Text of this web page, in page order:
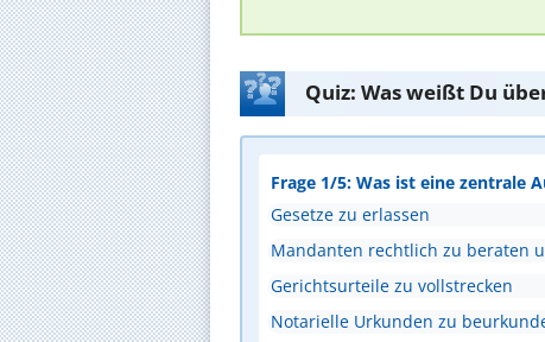
Quiz: Was weißt Du
Frage 1/5: Was ist eine zentrale
Gesetze zu erlassen
Mandanten rechtlich zu beraten
Gerichtsurteile zu vollstrecken
Notarielle Urkunden zu